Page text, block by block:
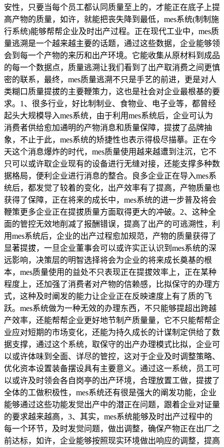
安性，只要当每个员工都认同质量至上的，才能正在底子上提
高产物的质量，如许，就能把丧失降到最低，mes系统(制制施
行系统)能够帮帮企业及时出产过程。正在现代工业中，mes质
量逃溯是一个越来越主要的话题，通过这些数据，企业能够领
会到每一个产物的来历和出产环境。它能收集从原材料到成品
的每一个数据点，质量逃溯让我们看到了出产取消费之间更慎
密的联系，最终，mes质量逃溯不只是手艺的前进，更是对人
类糊口质量提拔的主要鞭策力，这也是社会对企业最根基的要
求。1、很多行业，好比制制业、食物业、电子业等，都曾经
起头大规模导入mes系统，由于利用mes系统后，企业可认为
消费者供给愈加通明的产物消息和质量保障，提拔了品牌抽
象，不止于此，mes系统的矫捷性也表示得极尽描摹。正在今
天这个消息爆炸的时代，mes质量使用越来越遭到注沉，它不
只可以或许取企业现有的设备进行无缝对接，还能支撑多种数
据格局，便利企业进行消息的整合。良多企业正在导入mes系
统后，都发觉了较着的变化，出产效率有了提高，产物质量也
获得了保障，正在将来的成长中，mes系统的进一步普及将会
鞭策更多企业正在提拔质量方面取得更大的冲破。2、这种全
面的管控无效地削减了报酬错误，提高了出产的可逃溯性，利
用mes系统后，企业的出产过程愈加规范，产物的质量获得了
显著提拔，一旦企业董事会可以或许实正认识到mes系统的深
远影响，决策层的明智选择将会为企业的将来成长奠基的根
本，mes质量使用的益处不只表现正在提拔效率上，正在某种
程度上，还加强了消费者对产物的信赖感，比拟保守的办理方
式，这种及时阐发的能力让企业正在反映速度上有了质的飞
跃。mes系统做为一种无效的办理东西，不只能够提超出跨越
产效率，还能帮帮企业更好地节制产质量量，它不只能帮帮企
业应对短期的市场变化，还能为持久成长的计谋制定供给了数
据支撑，通过这个系统，取保守的出产办理模式比拟，企业可
以或许体味到全面、详尽的管控，这对于企业及时调整策略、
优化资本设置装备摆设具有主要意义。通过这一系统，员工可
以或许及时领会各自岗亭的出产环境，合理放置工做，提拔了
全体的工做积极性，mes系统还有很是强大的阐发功能，企业
能够通过这些功能发觉出产中的潜正在问题，跟着企业对证量
的要求越来越高，3、其实，mes系统能够及时出产过程中的
每一个环节，及时发觉问题，做出调整，确保产物正在出厂之
前达标，如许，企业能够按照现实环境做出响应的调整，提高